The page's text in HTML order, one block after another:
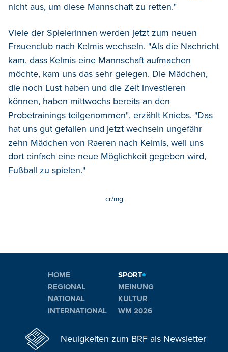
nicht aus, um diese Mannschaft zu retten."
Viele der Spielerinnen werden jetzt zum neuen
Frauenclub nach Kelmis wechseln. "Als die Nachricht
kam, dass Kelmis eine Mannschaft aufmachen
möchte, kam uns das sehr gelegen. Die Mädchen,
die noch Lust haben und die Zeit investieren
können, haben mittwochs bereits an den
Probetrainings teilgenommen", erzählt Kniebs. "Das
hat uns gut gefallen und jetzt wechseln ungefähr
zehn Mädchen von Raeren nach Kelmis, weil uns
dort einfach eine neue Möglichkeit gegeben wird,
Fußball zu spielen."
cr/mg
HOME
REGIONAL
NATIONAL
INTERNATIONAL
SPORT
MEINUNG
KULTUR
WM 2026
Neuigkeiten zum BRF als Newsletter